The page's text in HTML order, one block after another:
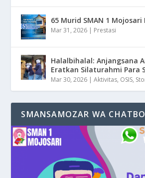
65 Murid SMAN 1 Mojosari
Mar 31, 2026 | Prestasi
Halalbihalal: Anjangsana
Eratkan Silaturahmi Para
Mar 30, 2026 |Aktivitas, OSIS,
SMANSAMOZAR WA